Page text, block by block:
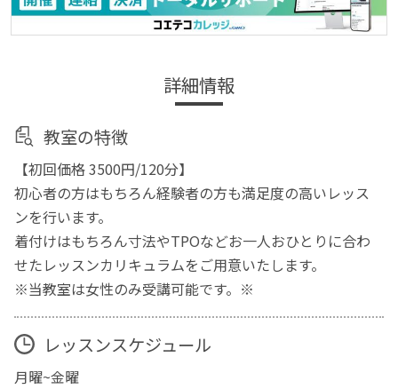
詳細情報
教室の特徴
【初回価格 3500円/120分】
初心者の方はもちろん経験者の方も満足度の高いレッス
ンを行います。
着付けはもちろん寸法やTPOなどお一人おひとりに合わ
せたレッスンカリキュラムをご用意いたします。
※当教室は女性のみ受講可能です。※
レッスンスケジュール
月曜~金曜